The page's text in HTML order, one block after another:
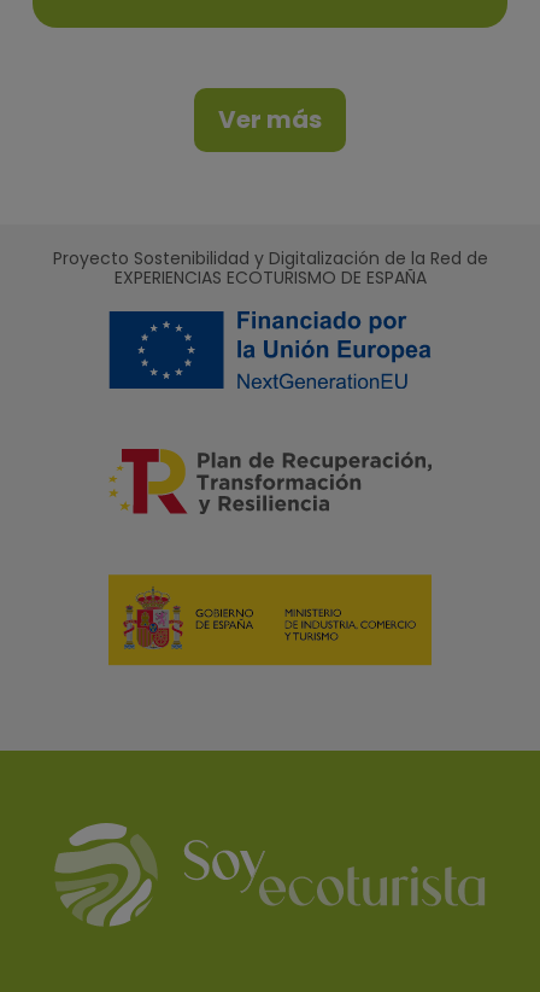
Ver más
Proyecto Sostenibilidad y Digitalización de la Red de
EXPERIENCIAS ECOTURISMO DE ESPAÑA